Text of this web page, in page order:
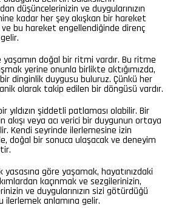
düşüncelerinizin ve duygularınızın
kadar her şey akışkan bir hareket
bu hareket engellendiğinde direnç
yaşamın doğal bir ritmi vardır. Bu ritme
yerine onunla birlikte aktığımızda,
dinginlik duygusu buluruz. Çünkü her
olarak takip edilen bir döngüsü vardır.
yıldızın şiddetli patlaması olabilir. Bir
akışı veya acı verici bir duygunun ortaya
Kendi seyrinde ilerlemesine izin
doğal bir sonuca ulaşacak ve deneyim
yasasına göre yaşamak, hayatınızdaki
kaçınmak ve sezgilerinizin,
ve duygularınızın sizi götürdüğü
ilerlemek anlamına gelir.